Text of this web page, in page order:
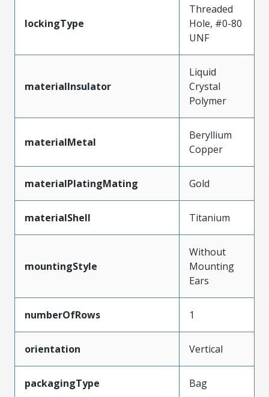
lockingType
Threaded
Hole, #0-80
UNF
materialInsulator
Liquid
Crystal
Polymer
materialMetal
Beryllium
Copper
materialPlatingMating Gold
materialShell Titanium
mountingStyle
Without
Mounting
Ears
numberOfRows 1
orientation Vertical
packagingType Bag